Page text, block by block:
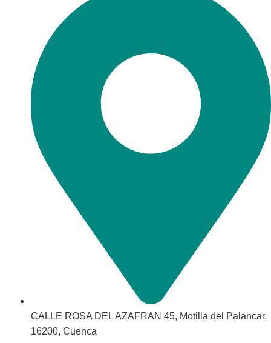
CALLE ROSA DEL AZAFRAN 45, Motilla del Palancar,
16200, Cuenca